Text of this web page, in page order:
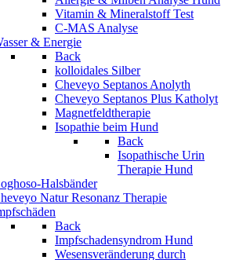
Vitamin & Mineralstoff Test
C-MAS Analyse
& Energie
Back
kolloidales Silber
Cheveyo Septanos Anolyth
Cheveyo Septanos Plus Katholyt
Magnetfeldtherapie
Isopathie beim Hund
Back
Isopathische Urin
Therapie Hund
Halsbänder
Natur Resonanz Therapie
Back
Impfschadensyndrom Hund
Wesensveränderung durch